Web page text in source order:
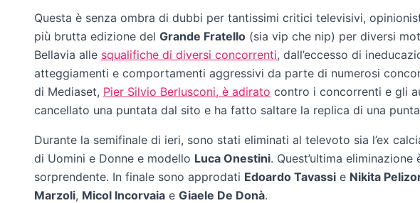
Questa è senza ombra di dubbi per tantissimi critici televisivi,
più brutta edizione del Grande Fratello (sia vip che nip) per diversi
Bellavia alle squalifiche di diversi concorrenti, dall’eccesso di
atteggiamenti e comportamenti aggressivi da parte di numerosi
di Mediaset, Pier Silvio Berlusconi, è adirato contro i concorrenti e gli
cancellato una puntata dal sito e ha fatto saltare la replica di una
Durante la semifinale di ieri, sono stati eliminati al televoto sia l’ex
di Uomini e Donne e modello Luca Onestini. Quest’ultima
sorprendente. In finale sono approdati Edoardo Tavassi e Nikita
Marzoli, Micol Incorvaia e Giaele De Donà.